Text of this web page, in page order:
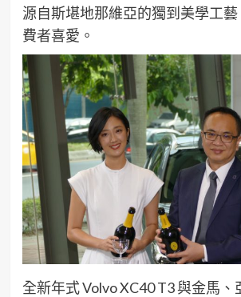
源自斯堪地那維亞的獨到美學工
費者喜愛。
全新年式 Volvo XC40 T3 與金馬